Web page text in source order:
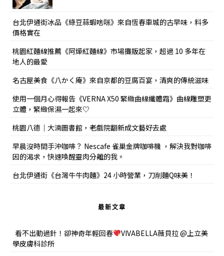
台北伊通街冰品《綠豆蒜蝦啥咪》來自恆春車城的古早味，料多
價格實在
桃園紅麵線推薦《阿燁紅麵線》市場攤販起家，超過 10 多年在
地人的最愛
名古屋美食《八かく庵》來自京都的豆腐百宴，清爽的傳統滋味
使用一個月心得報告《VERNA X50 緊緻曲線纖體霜》曲線雕塑更
立體，緊緻保濕一起來♡
桃園八德｜大湳圖書館，老戲院翻新成文藝好去處
早晨沒時間手沖咖啡？ Nescafe 雀巢金牌咖啡機 ，解決我對咖啡
因的渴求，快速喚醒靈肉分離的我。
台北伊通街《台灣牛牛肉麵》24 小時營業，刀削麵Q味美！
最新文章
看不出動過針！卻神奇年輕回春
VIVABELLA薇貝拉 @上立美
學皮膚科診所